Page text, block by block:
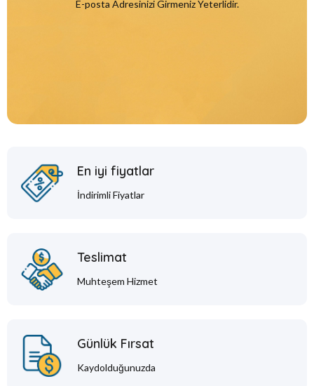
E-posta Adresinizi Girmeniz Yeterlidir.
En iyi fiyatlar
İndirimli Fiyatlar
Teslimat
Muhteşem Hizmet
Günlük Fırsat
Kaydolduğunuzda